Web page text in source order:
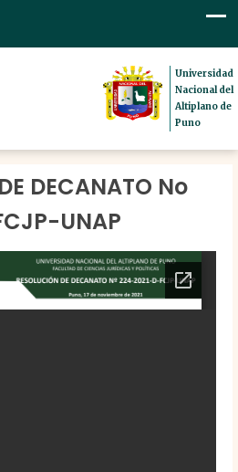
Universidad
Nacional del
Altiplano de
Puno
DECANATO No
UNAP